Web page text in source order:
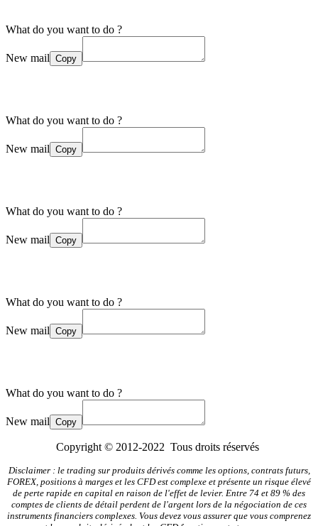
What do you want to do ?
New mail Copy
What do you want to do ?
New mail Copy
What do you want to do ?
New mail Copy
What do you want to do ?
New mail Copy
What do you want to do ?
New mail Copy
Copyright © 2012-2022 Tous droits réservés
Disclaimer : le trading sur produits dérivés comme les options, contrats futurs,
FOREX, positions à marges et les CFD est complexe et présente un risque élevé
de perte rapide en capital en raison de l'effet de levier. Entre 74 et 89 % des
comptes de clients de détail perdent de l'argent lors de la négociation de ces
instruments financiers complexes. Vous devez vous assurer que vous comprenez